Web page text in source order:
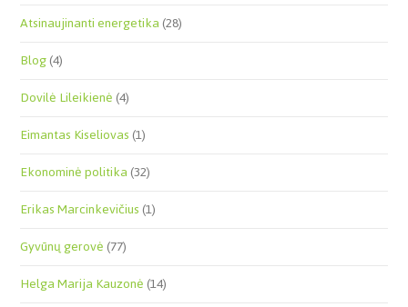
Atsinaujinanti energetika(28)
Blog(4)
Dovilė Lileikienė(4)
Eimantas Kiseliovas(1)
Ekonominė politika(32)
Erikas Marcinkevičius(1)
Gyvūnų gerovė(77)
Helga Marija Kauzonė(14)